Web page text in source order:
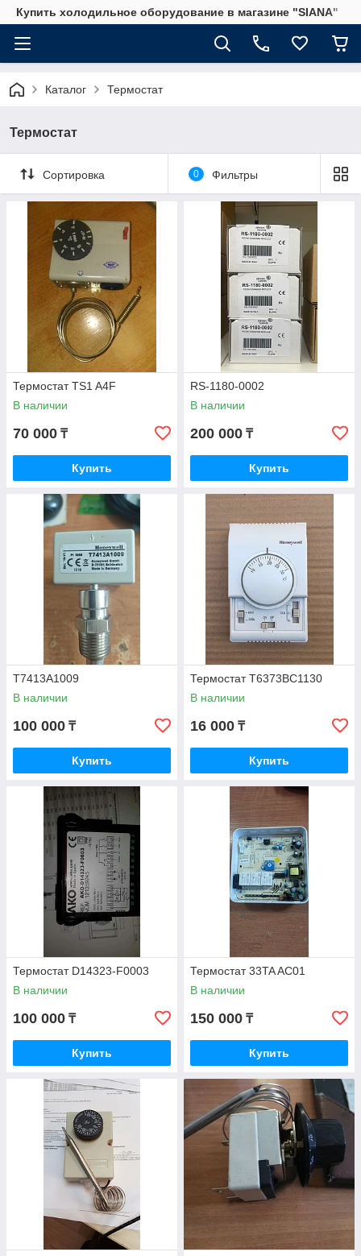
Купить холодильное оборудование в магазине "SIANA"
Каталог Термостат
Термостат
Сортировка 0 Фильтры
Термостат TS1 A4F
В наличии
70 000 ₸
Купить
RS-1180-0002
В наличии
200 000 ₸
Купить
T7413A1009
В наличии
100 000 ₸
Купить
Термостат T6373BC1130
В наличии
16 000 ₸
Купить
Термостат D14323-F0003
В наличии
100 000 ₸
Купить
Термостат 33TA AC01
В наличии
150 000 ₸
Купить